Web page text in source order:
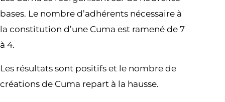
bases. Le nombre d’adhérents nécessaire à
la constitution d’une Cuma est ramené de 7
à 4.
Les résultats sont positifs et le nombre de
créations de Cuma repart à la hausse.